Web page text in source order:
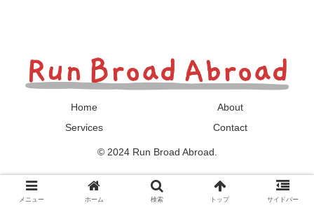
Home
About
Services
Contact
© 2024 Run Broad Abroad.
メニュー ホーム 検索 トップ サイドバー